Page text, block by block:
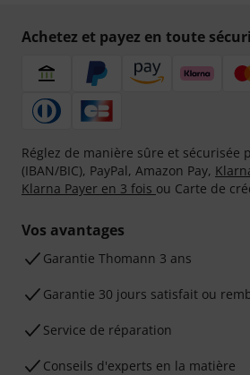
Achetez et payez en toute
Réglez de manière sûre et sécurisée
(IBAN/BIC), PayPal, Amazon Pay,
Klarna Payer en 3 fois ou Carte de
Vos avantages
Ga­ran­tie Thomann 3 ans
Garantie 30 jours satisfait ou
Service de réparation
Conseils d'experts en la matière